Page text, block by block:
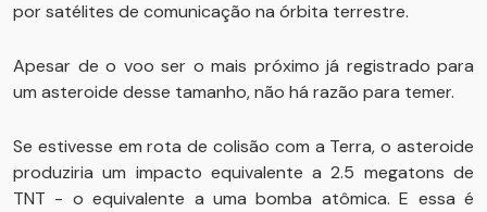
por satélites de comunicação na órbita terrestre.
Apesar de o voo ser o mais próximo já registrado para
um asteroide desse tamanho, não há razão para temer.
Se estivesse em rota de colisão com a Terra, o asteroide
produziria um impacto equivalente a 2.5 megatons de
TNT - o equivalente a uma bomba atômica. E essa é